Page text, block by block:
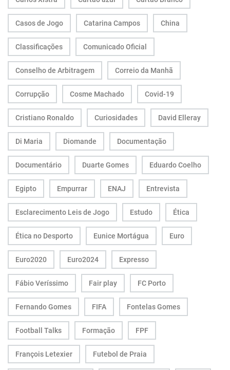
Casos de Jogo Catarina Campos China
Classificações Comunicado Oficial
Conselho de Arbitragem Correio da Manhã
Corrupção Cosme Machado Covid-19
Cristiano Ronaldo Curiosidades David Elleray
Di Maria Diomande Documentação
Documentário Duarte Gomes Eduardo Coelho
Egipto Empurrar ENAJ Entrevista
Esclarecimento Leis de Jogo Estudo Ética
Ética no Desporto Eunice Mortágua Euro
Euro2020 Euro2024 Expresso
Fábio Veríssimo Fair play FC Porto
Fernando Gomes FIFA Fontelas Gomes
Football Talks Formação FPF
François Letexier Futebol de Praia